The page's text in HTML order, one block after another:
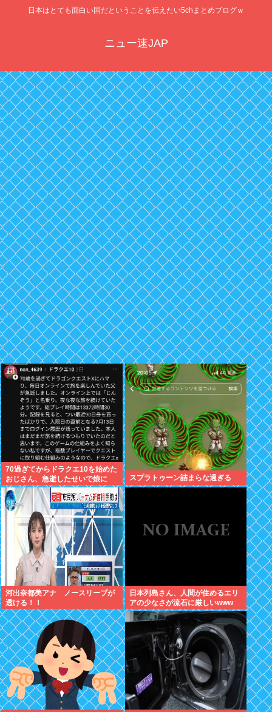
日本はとても面白い国だということを伝えたい5chまとめブログｗ
ニュー速JAP
70過ぎてからドラクエ10を始めた
おじさん、急逝したせいで娘に
色々開示されてしまう
スプラトゥーン詰まらな過ぎる
河出奈都美アナ ノースリーブが
透ける！！
日本列島さん、人間が住めるエリ
アの少なさが流石に厳しいwww